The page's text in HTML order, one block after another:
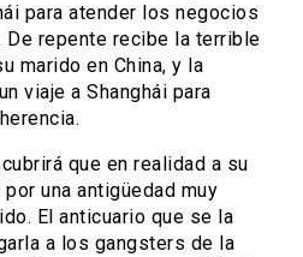
para atender los negocios
repente recibe la terrible
marido en China, y la
viaje a Shanghái para
que en realidad a su
una antigüedad muy
El anticuario que se la
a los gangsters de la